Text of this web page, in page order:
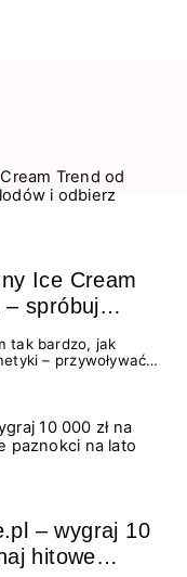
Ice Cream
– spróbuj
tak bardzo, jak
– przywoływać
to coś więcej niż
teksturę,
Tego lata
unikalny projekt
– wygraj 10
hitowe